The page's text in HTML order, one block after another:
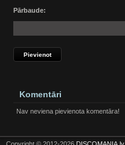
Pārbaude:
Komentāri
Nav neviena pievienota komentāra!